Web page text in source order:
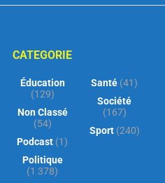
CATEGORIE
Éducation
(129)
Non Classé
(54)
Podcast (1)
Politique
(1 378)
Santé (41)
Société
(167)
Sport(240)